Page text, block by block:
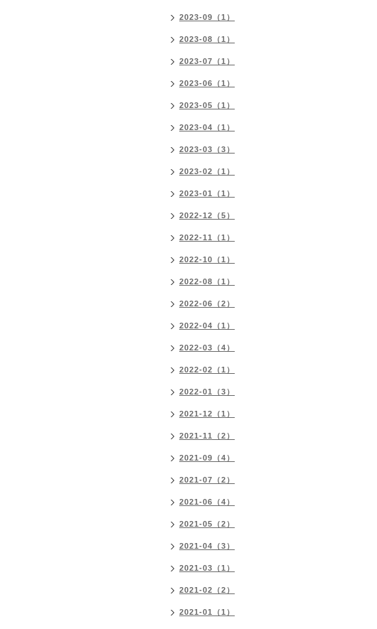
2023-09（1）
2023-08（1）
2023-07（1）
2023-06（1）
2023-05（1）
2023-04（1）
2023-03（3）
2023-02（1）
2023-01（1）
2022-12（5）
2022-11（1）
2022-10（1）
2022-08（1）
2022-06（2）
2022-04（1）
2022-03（4）
2022-02（1）
2022-01（3）
2021-12（1）
2021-11（2）
2021-09（4）
2021-07（2）
2021-06（4）
2021-05（2）
2021-04（3）
2021-03（1）
2021-02（2）
2021-01（1）